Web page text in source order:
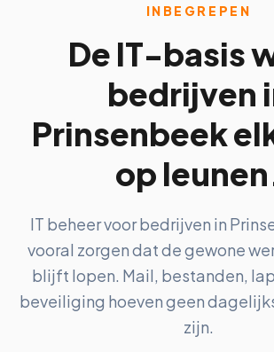
INBEGREPEN
De IT-basis
bedrijven
Prinsenbeek
op
IT beheer voor bedrijven in
vooral zorgen dat de gewone
blijft lopen. Mail, bestanden,
beveiliging hoeven geen
zijn.